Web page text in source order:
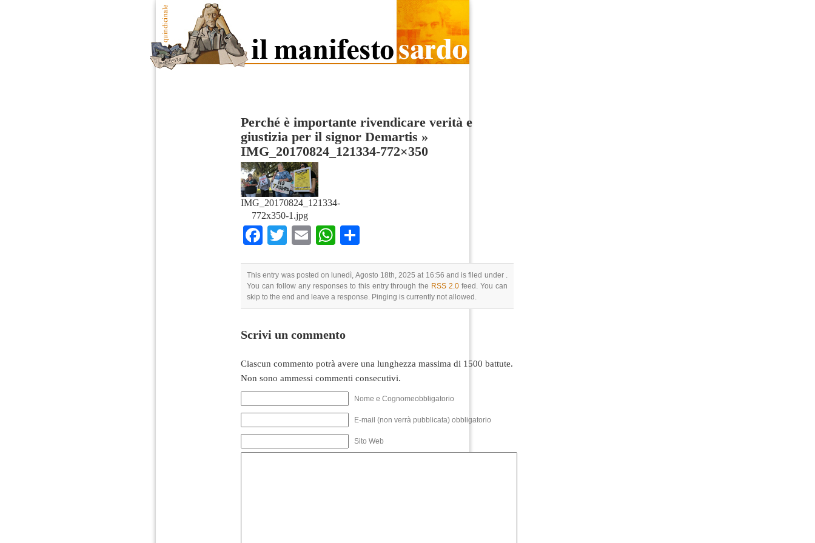
Perché è importante rivendicare verità e
giustizia per il signor Demartis »
IMG_20170824_121334-772×350
IMG_20170824_121334-
772x350-1.jpg
Facebook
TwitterEmailWhatsApp
This entry was posted on lunedì, Agosto 18th, 2025 at 16:56 and is filed under .
You can follow any responses to this entry through the RSS 2.0 feed. You can
skip to the end and leave a response. Pinging is currently not allowed.
Scrivi un commento
Ciascun commento potrà avere una lunghezza massima di 1500 battute.
Non sono ammessi commenti consecutivi.
Nome e Cognomeobbligatorio
E-mail (non verrà pubblicata) obbligatorio
Sito Web